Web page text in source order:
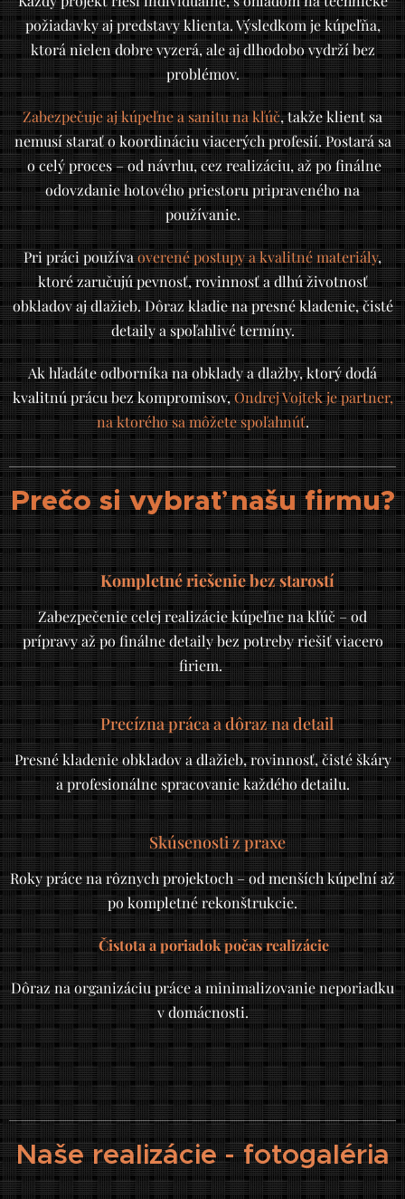
požiadavky aj predstavy klienta. Výsledkom je kúpeľňa,
ktorá nielen dobre vyzerá, ale aj dlhodobo vydrží bez
problémov.
Zabezpečuje aj kúpeľne a sanitu na kľúč, takže klient sa
nemusí starať o koordináciu viacerých profesií. Postará sa
o celý proces – od návrhu, cez realizáciu, až po finálne
odovzdanie hotového priestoru pripraveného na
používanie.
Pri práci používaoverené postupy a kvalitné materiály,
ktoré zaručujú pevnosť, rovinnosť a dlhú životnosť
obkladov aj dlažieb. Dôraz kladie na presné kladenie, čisté
detaily a spoľahlivé termíny.
Ak hľadáte odborníka na obklady a dlažby, ktorý dodá
kvalitnú prácu bez kompromisov,Ondrej Vojtek je partner,
na ktorého sa môžete spoľahnúť.
Prečo si vybrať našu firmu?
🧱Kompletné riešenie bez starostí
Zabezpečenie celej realizácie kúpeľne na kľúč – od
prípravy až po finálne detaily bez potreby riešiť viacero
firiem.
👷Precízna práca a dôraz na detail
Presné kladenie obkladov a dlažieb, rovinnosť, čisté škáry
a profesionálne spracovanie každého detailu.
✅ Skúsenosti z praxe
Roky práce na rôznych projektoch – od menších kúpeľní až
po kompletné rekonštrukcie.
✔️Čistota a poriadok počas realizácie
Dôraz na organizáciu práce a minimalizovanie neporiadku
v domácnosti.
Naše realizácie - fotogaléria